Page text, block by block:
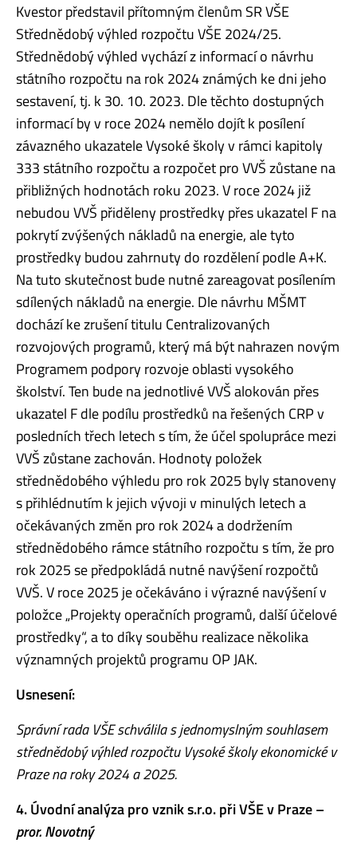
Kvestor představil přítomným členům SR VŠE
Střednědobý výhled rozpočtu VŠE 2024/25.
Střednědobý výhled vychází z informací o návrhu
státního rozpočtu na rok 2024 známých ke dni jeho
sestavení, tj. k 30. 10. 2023. Dle těchto dostupných
informací by v roce 2024 nemělo dojít k posílení
závazného ukazatele Vysoké školy v rámci kapitoly
333 státního rozpočtu a rozpočet pro VVŠ zůstane na
přibližných hodnotách roku 2023. V roce 2024 již
nebudou VVŠ přiděleny prostředky přes ukazatel F na
pokrytí zvýšených nákladů na energie, ale tyto
prostředky budou zahrnuty do rozdělení podle A+K.
Na tuto skutečnost bude nutné zareagovat posílením
sdílených nákladů na energie. Dle návrhu MŠMT
dochází ke zrušení titulu Centralizovaných
rozvojových programů, který má být nahrazen novým
Programem podpory rozvoje oblasti vysokého
školství. Ten bude na jednotlivé VVŠ alokován přes
ukazatel F dle podílu prostředků na řešených CRP v
posledních třech letech s tím, že účel spolupráce mezi
VVŠ zůstane zachován. Hodnoty položek
střednědobého výhledu pro rok 2025 byly stanoveny
s přihlédnutím k jejich vývoji v minulých letech a
očekávaných změn pro rok 2024 a dodržením
střednědobého rámce státního rozpočtu s tím, že pro
rok 2025 se předpokládá nutné navýšení rozpočtů
VVŠ. V roce 2025 je očekáváno i výrazné navýšení v
položce „Projekty operačních programů, další účelové
prostředky“, a to díky souběhu realizace několika
významných projektů programu OP JAK.
Usnesení:
Správní rada VŠE schválila s jednomyslným souhlasem
střednědobý výhled rozpočtu Vysoké školy ekonomické v
Praze na roky 2024 a 2025.
4. Úvodní analýza pro vznik s.r.o. při VŠE v Praze –
pror. Novotný